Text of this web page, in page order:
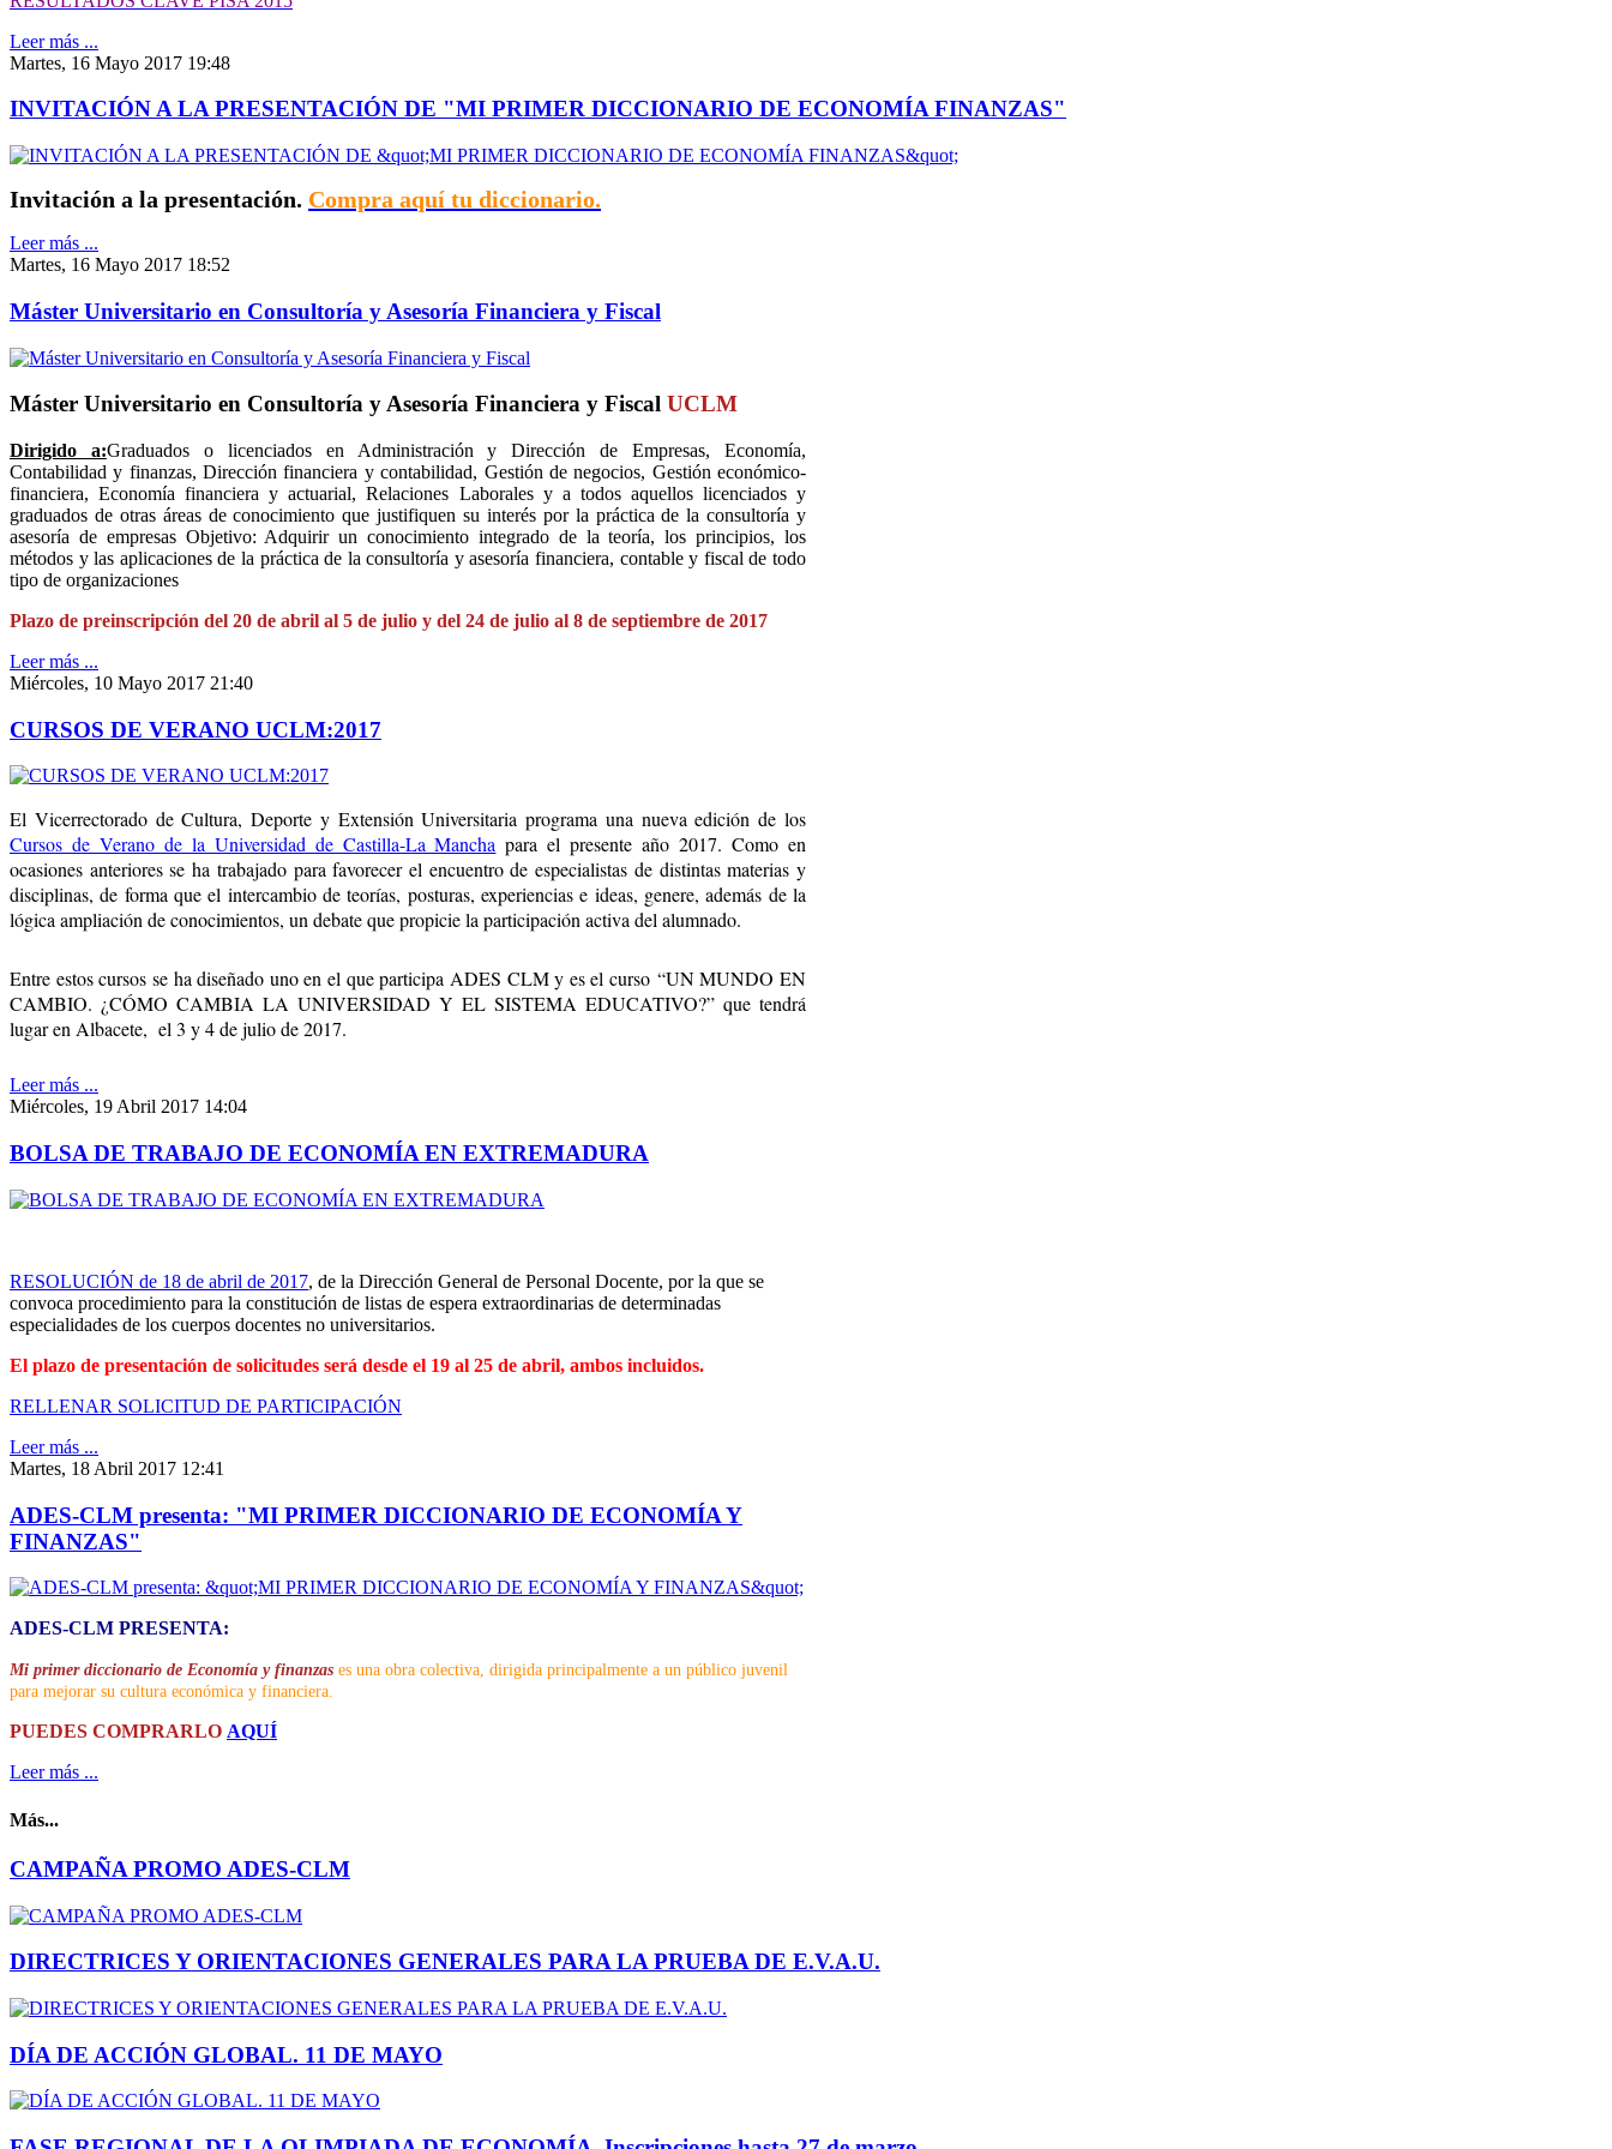
Leer más ...
Martes, 16 Mayo 2017 19:48
INVITACIÓN A LA PRESENTACIÓN DE "MI PRIMER DICCIONARIO DE ECONOMÍA FINANZAS"
Invitación a la presentación. Compra aquí tu diccionario.
Leer más ...
Martes, 16 Mayo 2017 18:52
Máster Universitario en Consultoría y Asesoría Financiera y Fiscal
Máster Universitario en Consultoría y Asesoría Financiera y Fiscal UCLM
Dirigido a:Graduados o licenciados en Administración y Dirección de Empresas, Economía,
Contabilidad y finanzas, Dirección financiera y contabilidad, Gestión de negocios, Gestión económico-
financiera, Economía financiera y actuarial, Relaciones Laborales y a todos aquellos licenciados y
graduados de otras áreas de conocimiento que justifiquen su interés por la práctica de la consultoría y
asesoría de empresas Objetivo: Adquirir un conocimiento integrado de la teoría, los principios, los
métodos y las aplicaciones de la práctica de la consultoría y asesoría financiera, contable y fiscal de todo
tipo de organizaciones
Plazo de preinscripción del 20 de abril al 5 de julio y del 24 de julio al 8 de septiembre de 2017
Leer más ...
Miércoles, 10 Mayo 2017 21:40
CURSOS DE VERANO UCLM:2017
El Vicerrectorado de Cultura, Deporte y Extensión Universitaria programa una nueva edición de los
Cursos de Verano de la Universidad de Castilla-La Mancha para el presente año 2017. Como en
ocasiones anteriores se ha trabajado para favorecer el encuentro de especialistas de distintas materias y
disciplinas, de forma que el intercambio de teorías, posturas, experiencias e ideas, genere, además de la
lógica ampliación de conocimientos, un debate que propicie la participación activa del alumnado.
Entre estos cursos se ha diseñado uno en el que participa ADES CLM y es el curso “UN MUNDO EN
CAMBIO. ¿CÓMO CAMBIA LA UNIVERSIDAD Y EL SISTEMA EDUCATIVO?” que tendrá
lugar en Albacete, el 3 y 4 de julio de 2017.
Leer más ...
Miércoles, 19 Abril 2017 14:04
BOLSA DE TRABAJO DE ECONOMÍA EN EXTREMADURA
RESOLUCIÓN de 18 de abril de 2017, de la Dirección General de Personal Docente, por la que se
convoca procedimiento para la constitución de listas de espera extraordinarias de determinadas
especialidades de los cuerpos docentes no universitarios.
El plazo de presentación de solicitudes será desde el 19 al 25 de abril, ambos incluidos.
RELLENAR SOLICITUD DE PARTICIPACIÓN
Leer más ...
Martes, 18 Abril 2017 12:41
ADES-CLM presenta: "MI PRIMER DICCIONARIO DE ECONOMÍA Y
FINANZAS"
ADES-CLM PRESENTA:
Mi primer diccionario de Economía y finanzas es una obra colectiva, dirigida principalmente a un público juvenil
para mejorar su cultura económica y financiera.
PUEDES COMPRARLO AQUÍ
Leer más ...
Más...
CAMPAÑA PROMO ADES-CLM
DIRECTRICES Y ORIENTACIONES GENERALES PARA LA PRUEBA DE E.V.A.U.
DÍA DE ACCIÓN GLOBAL. 11 DE MAYO